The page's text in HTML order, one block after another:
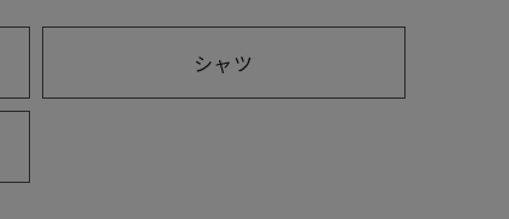
シャツ